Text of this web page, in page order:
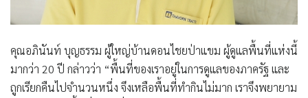
คุณอภินันท์ บุญธรรม ผู้ใหญ่บ้านดอนไชยป่าแขม ผู้ดูแลพื้นที่แห่งนี้
มากว่า 20 ปี กล่าวว่า “พื้นที่ของเราอยู่ในการดูแลของภาครัฐ และ
ถูกเรียกคืนไปจำนวนหนึ่ง จึงเหลือพื้นที่ทำกินไม่มาก เราจึงพยายาม